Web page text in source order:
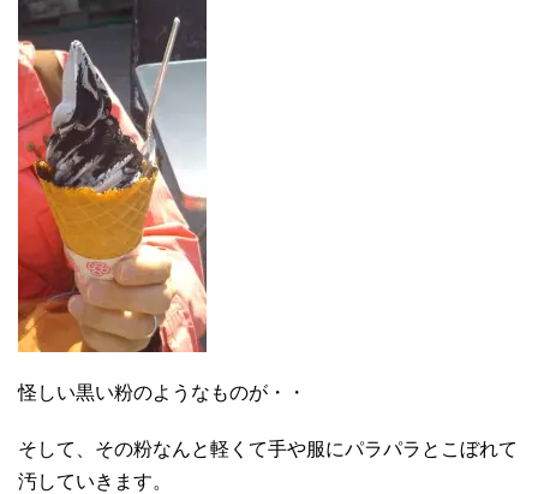
怪しい黒い粉のようなものが・・
そして、その粉なんと軽くて手や服にパラパラとこぼれて
汚していきます。